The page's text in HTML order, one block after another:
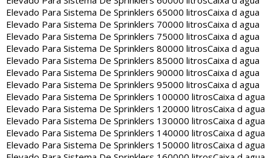
Elevado Para Sistema De Sprinklers 65000 litrosCaixa d agua
Elevado Para Sistema De Sprinklers 70000 litrosCaixa d agua
Elevado Para Sistema De Sprinklers 75000 litrosCaixa d agua
Elevado Para Sistema De Sprinklers 80000 litrosCaixa d agua
Elevado Para Sistema De Sprinklers 85000 litrosCaixa d agua
Elevado Para Sistema De Sprinklers 90000 litrosCaixa d agua
Elevado Para Sistema De Sprinklers 95000 litrosCaixa d agua
Elevado Para Sistema De Sprinklers 100000 litrosCaixa d agua
Elevado Para Sistema De Sprinklers 120000 litrosCaixa d agua
Elevado Para Sistema De Sprinklers 130000 litrosCaixa d agua
Elevado Para Sistema De Sprinklers 140000 litrosCaixa d agua
Elevado Para Sistema De Sprinklers 150000 litrosCaixa d agua